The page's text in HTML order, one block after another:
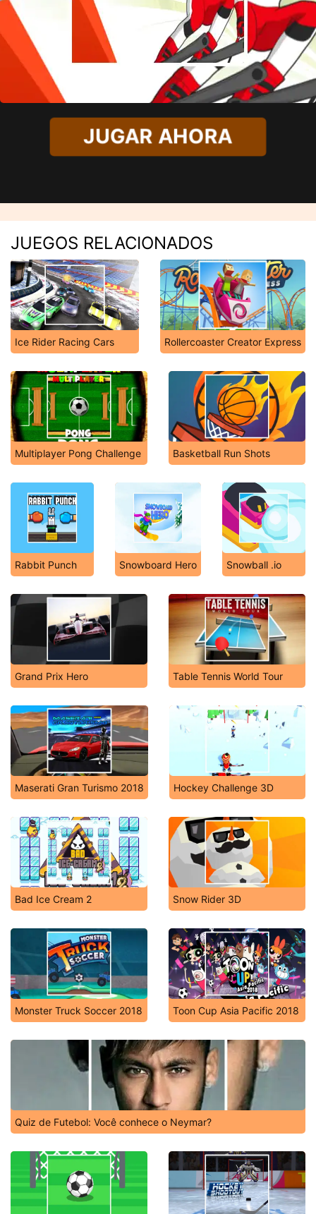
JUGAR AHORA
JUEGOS RELACIONADOS
Ice Rider Racing Cars Rollercoaster Creator Express
Multiplayer Pong Challenge Basketball Run Shots
Rabbit Punch Snowboard Hero Snowball .io
Grand Prix Hero Table Tennis World Tour
Maserati Gran Turismo 2018 Hockey Challenge 3D
Bad Ice Cream 2 Snow Rider 3D
Monster Truck Soccer 2018 Toon Cup Asia Pacific 2018
Quiz de Futebol: Você conhece o Neymar?